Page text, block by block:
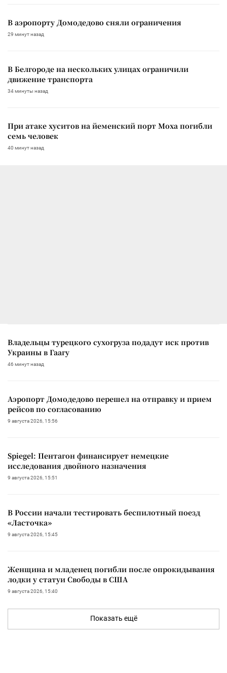
В аэропорту Домодедово сняли ограничения
29 минут назад
В Белгороде на нескольких улицах ограничили
движение транспорта
34 минуты назад
При атаке хуситов на йеменский порт Моха погибли
семь человек
40 минут назад
Владельцы турецкого сухогруза подадут иск против
Украины в Гаагу
46 минут назад
Аэропорт Домодедово перешел на отправку и прием
рейсов по согласованию
9 августа 2026, 15:56
Spiegel: Пентагон финансирует немецкие
исследования двойного назначения
9 августа 2026, 15:51
В России начали тестировать беспилотный поезд
«Ласточка»
9 августа 2026, 15:45
Женщина и младенец погибли после опрокидывания
лодки у статуи Свободы в США
9 августа 2026, 15:40
Показать ещё